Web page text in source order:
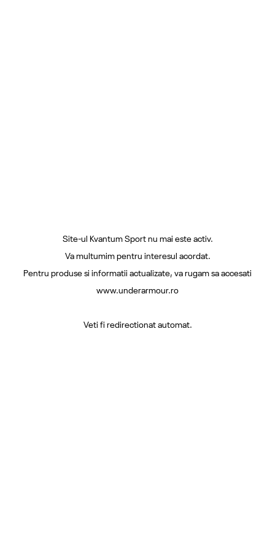
Site-ul Kvantum Sport nu mai este activ.
Va multumim pentru interesul acordat.
Pentru produse si informatii actualizate, va rugam sa accesati
www.underarmour.ro
Veti fi redirectionat automat.